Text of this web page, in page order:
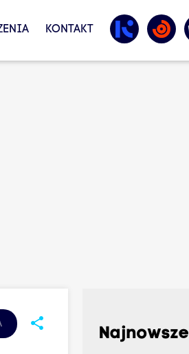
KONTAKT
share
Najnowsze